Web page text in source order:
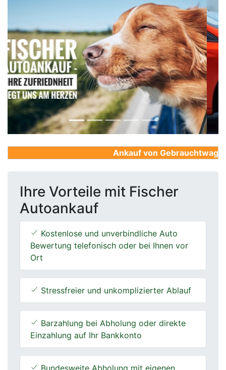
Previous Next
Ankauf von
Ihre Vorteile mit Fischer
Autoankauf
Kostenlose und unverbindliche Auto
Bewertung telefonisch oder bei Ihnen vor
Ort
Stressfreier und unkomplizierter Ablauf
Barzahlung bei Abholung oder direkte
Einzahlung auf Ihr Bankkonto
Bundesweite Abholung mit eigenen